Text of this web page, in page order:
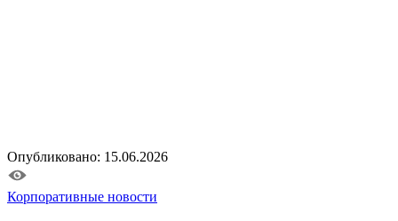
Опубликовано: 15.06.2026
Корпоративные новости